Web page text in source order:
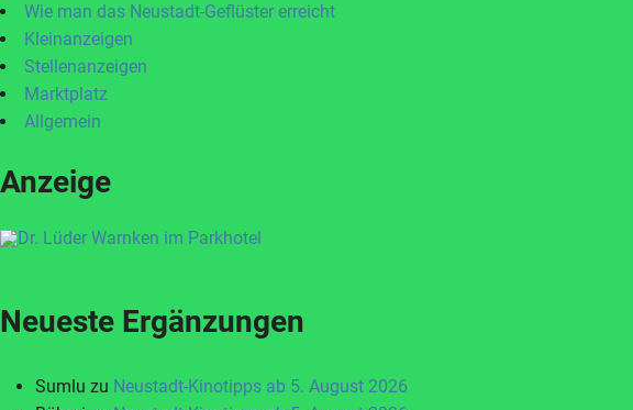
Wie man das Neustadt-Geflüster erreicht
Kleinanzeigen
Stellenanzeigen
Marktplatz
Allgemein
Anzeige
Neueste Ergänzungen
Sumlu zu Neustadt-Kinotipps ab 5. August 2026